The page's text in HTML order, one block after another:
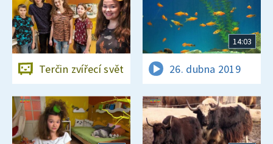
Terčin zvířecí svět
14:03
26. dubna 2019